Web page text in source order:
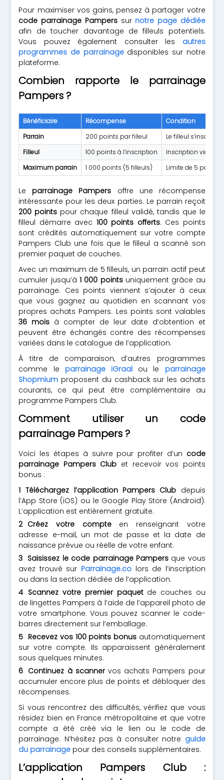
Pour maximiser vos gains, pensez à partager votre
code parrainage Pamperssur notre page dédiée
afin de toucher davantage de filleuls potentiels.
Vous pouvez également consulter les autres
programmes de parrainagedisponibles sur notre
plateforme.
Combien rapporte le parrainage
Pampers ?
Bénéficiaire Récompense
Condition
Parrain
200 points par filleul
Le filleul s’inscrit
Filleul
100 points à l’inscription
Inscription via
Maximum parrain
1 000 points (5 filleuls) Limite de 5
Le parrainage Pampers offre une récompense
intéressante pour les deux parties. Le parrain reçoit
200 points pour chaque filleul validé, tandis que le
filleul démarre avec 100 points offerts. Ces points
sont crédités automatiquement sur votre compte
Pampers Club une fois que le filleul a scanné son
premier paquet de couches.
Avec un maximum de 5 filleuls, un parrain actif peut
cumuler jusqu’à1 000 pointsuniquement grâce au
parrainage. Ces points viennent s’ajouter à ceux
que vous gagnez au quotidien en scannant vos
propres achats Pampers. Les points sont valables
36 mois à compter de leur date d’obtention et
peuvent être échangés contre des récompenses
variées dans le catalogue de l’application.
À titre de comparaison, d’autres programmes
comme le parrainage iGraal ou le parrainage
Shopmium proposent du cashback sur les achats
courants, ce qui peut être complémentaire au
programme Pampers Club.
Comment utiliser un code
parrainage Pampers ?
Voici les étapes à suivre pour profiter d’un code
parrainage Pampers Club et recevoir vos points
bonus :
Téléchargez l’application Pampers Club depuis
l’App Store (iOS) ou le Google Play Store (Android).
L’application est entièrement gratuite.
Créez votre compteen renseignant votre
adresse e-mail, un mot de passe et la date de
naissance prévue ou réelle de votre enfant.
Saisissez le code parrainage Pampersque vous
avez trouvé sur Parrainage.co lors de l’inscription
ou dans la section dédiée de l’application.
Scannez votre premier paquetde couches ou
de lingettes Pampers à l’aide de l’appareil photo de
votre smartphone. Vous pouvez scanner le code-
barres directement sur l’emballage.
Recevez vos 100 points bonusautomatiquement
sur votre compte. Ils apparaissent généralement
sous quelques minutes.
Continuez à scannervos achats Pampers pour
accumuler encore plus de points et débloquer des
récompenses.
Si vous rencontrez des difficultés, vérifiez que vous
résidez bien en France métropolitaine et que votre
compte a été créé via le lien ou le code de
parrainage. N’hésitez pas à consulter notre guide
du parrainage pour des conseils supplémentaires.
L’application Pampers Club :